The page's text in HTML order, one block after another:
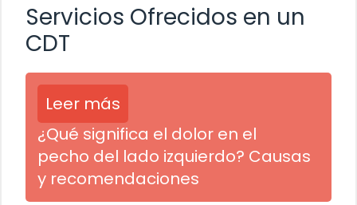
Servicios Ofrecidos en un
CDT
Leer más
¿Qué significa el dolor en el
pecho del lado izquierdo? Causas
y recomendaciones